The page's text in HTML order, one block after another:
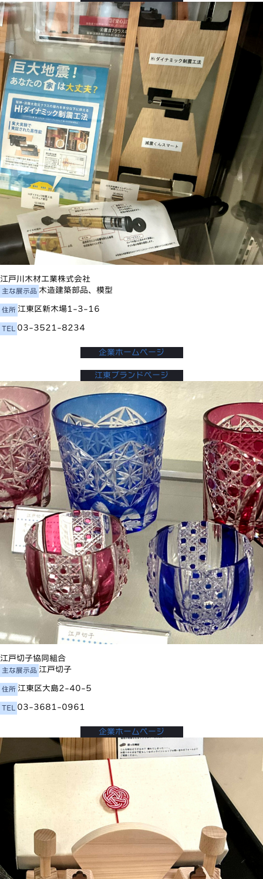
江戸川木材工業株式会社
主な展示品 木造建築部品、模型
住所 江東区新木場1-3-16
TEL 03-3521-8234
企業ホームページ
江東ブランドページ
江戸切子協同組合
主な展示品 江戸切子
住所 江東区大島2-40-5
TEL 03-3681-0961
企業ホームページ